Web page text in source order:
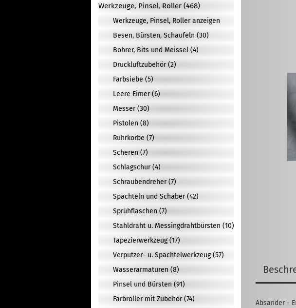
Absander -
Werkzeuge, Pinsel, Roller (468)
Werkzeuge, Pinsel, Roller anzeigen
Besen, Bürsten, Schaufeln (30)
Bohrer, Bits und Meissel (4)
Druckluftzubehör (2)
Farbsiebe (5)
Leere Eimer (6)
Messer (30)
Pistolen (8)
Rührkörbe (7)
Scheren (7)
Schlagschur (4)
Schraubendreher (7)
Spachteln und Schaber (42)
Sprühflaschen (7)
Stahldraht u. Messingdrahtbürsten (10)
Tapezierwerkzeug (17)
Verputzer- u. Spachtelwerkzeug (57)
Wasserarmaturen (8)
Pinsel und Bürsten (91)
Farbroller mit Zubehör (74)